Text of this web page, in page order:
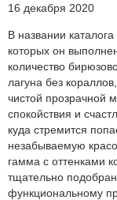
16 декабря 2020
В названии
которых он
количество
лагуна без
чистой прозрачной
спокойствия и
куда стремится
незабываемую
гамма с оттенками
тщательно
функциональному